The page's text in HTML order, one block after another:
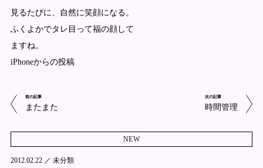
見るたびに、自然に笑顔になる。
ふくよかでタレ目って福の顔して
ますね。
iPhoneからの投稿
前の記事
またまた
次の記事
時間管理
NEW
2012.02.22 ／ 未分類